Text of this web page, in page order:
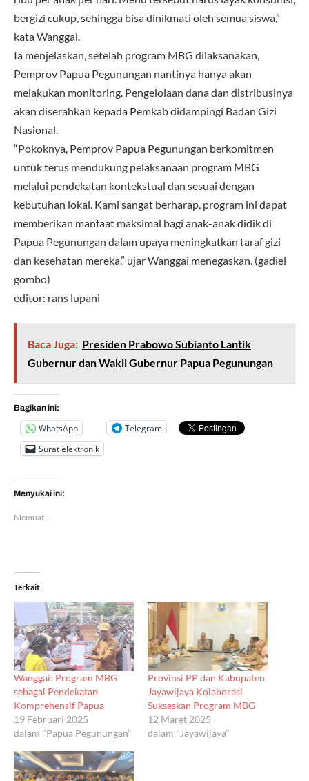
bergizi cukup, sehingga bisa dinikmati oleh semua siswa,”
kata Wanggai.
Ia menjelaskan, setelah program MBG dilaksanakan,
Pemprov Papua Pegunungan nantinya hanya akan
melakukan monitoring. Pengelolaan dana dan distribusinya
akan diserahkan kepada Pemkab didampingi Badan Gizi
Nasional.
“Pokoknya, Pemprov Papua Pegunungan berkomitmen
untuk terus mendukung pelaksanaan program MBG
melalui pendekatan kontekstual dan sesuai dengan
kebutuhan lokal. Kami sangat berharap, program ini dapat
memberikan manfaat maksimal bagi anak-anak didik di
Papua Pegunungan dalam upaya meningkatkan taraf gizi
dan kesehatan mereka,” ujar Wanggai menegaskan. (gadiel
gombo)
editor: rans lupani
Baca Juga: Presiden Prabowo Subianto Lantik
Gubernur dan Wakil Gubernur Papua Pegunungan
Bagikan ini:
WhatsApp
Telegram
Surat elektronik
Menyukai ini:
Memuat...
Terkait
Wanggai: Program MBG
sebagai Pendekatan
Komprehensif Papua
19 Februari 2025
dalam "Papua Pegunungan"
Provinsi PP dan Kabupaten
Jayawijaya Kolaborasi
Sukseskan Program MBG
12 Maret 2025
dalam "Jayawijaya"